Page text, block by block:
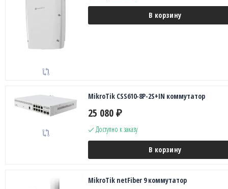
В корзину
MikroTik CSS610-8P-2S+IN коммутатор
25 080 ₽
Доступно к заказу
В корзину
MikroTik netFiber 9 коммутатор